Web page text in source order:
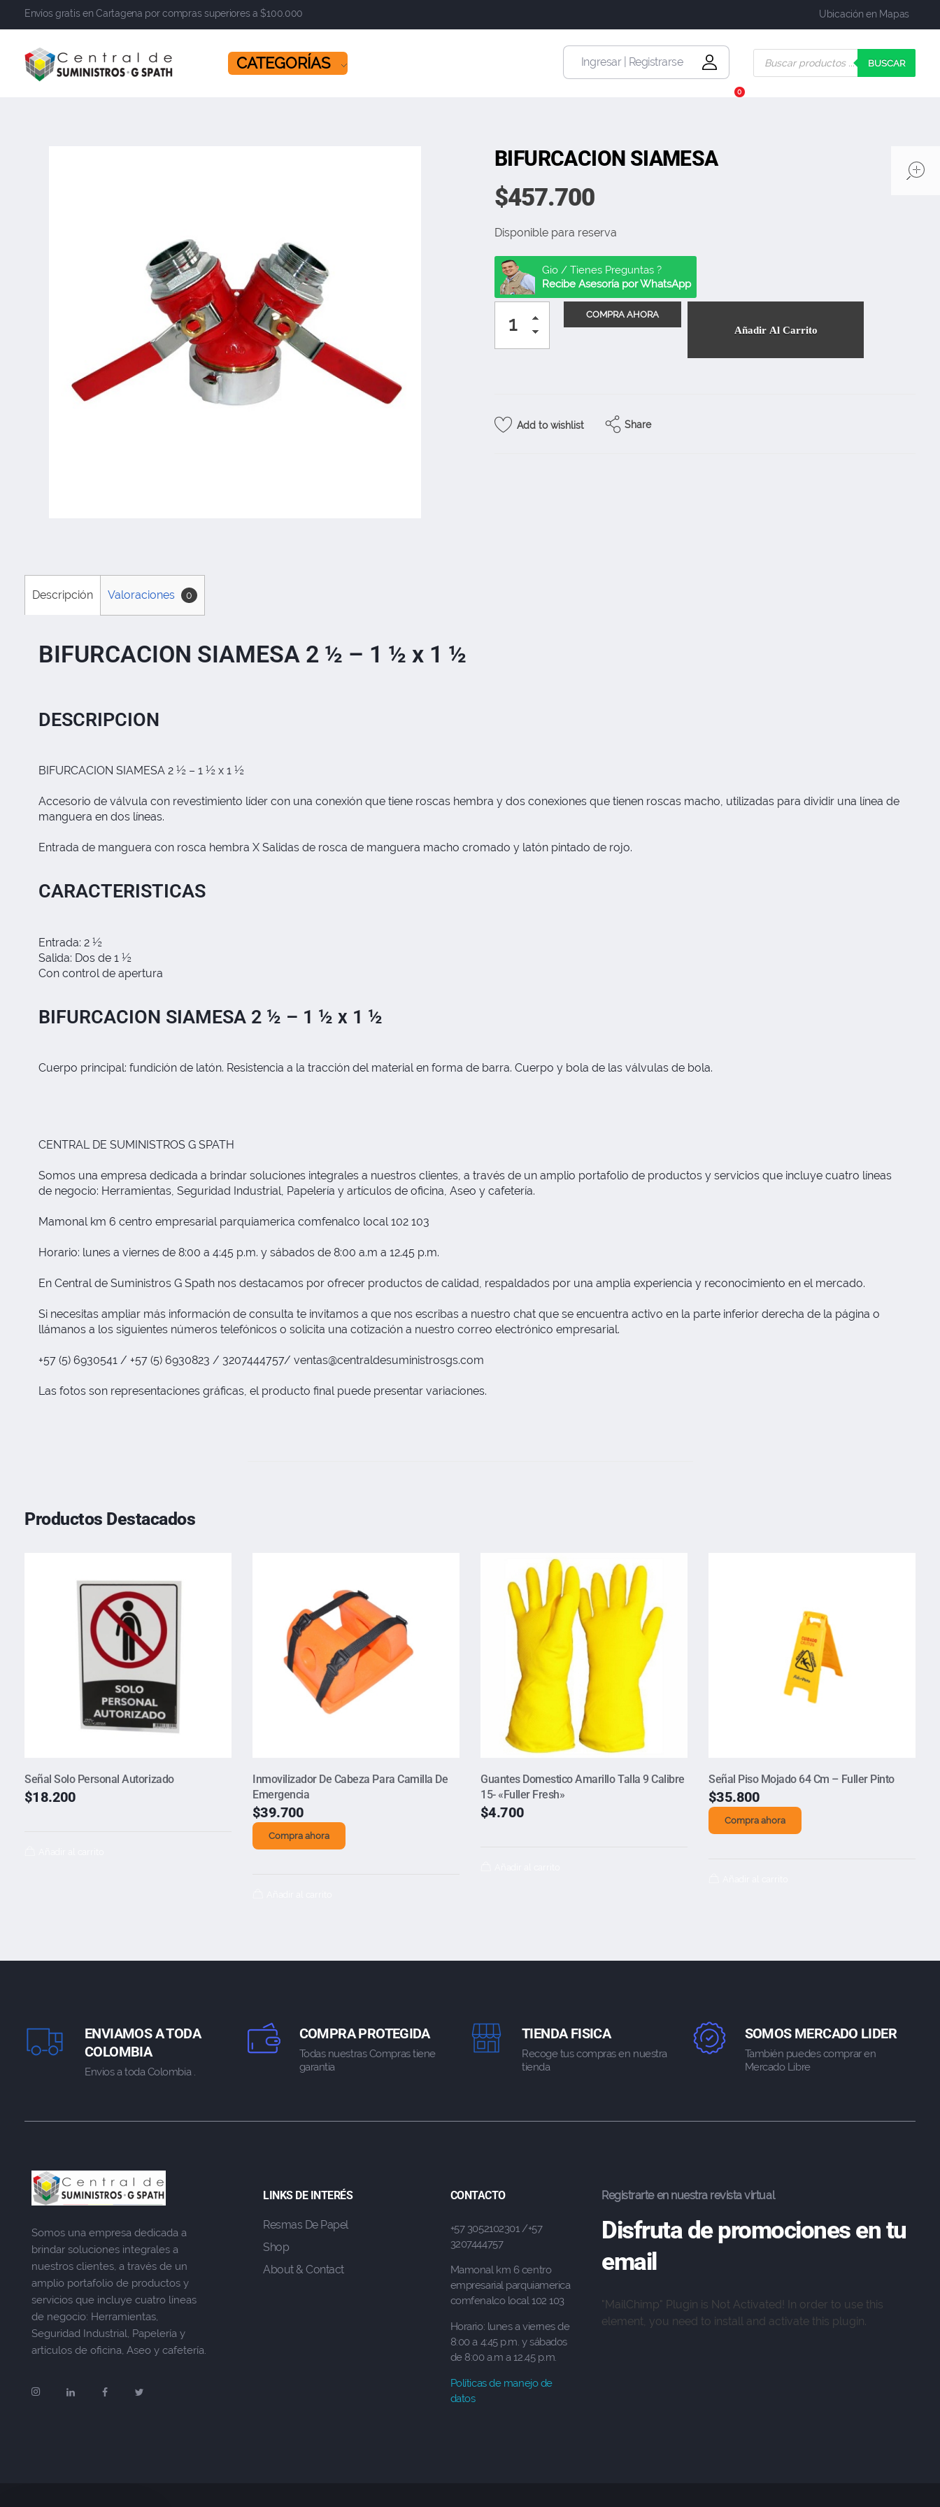
Envíos gratis en Cartagena por compras superiores a $100.000 Ubicación en Mapas
​​​​​​​ CATEGORÍAS Ingresar | Registrarse
0
BUSCAR
BIFURCACION SIAMESA
$457.700
Disponible para reserva
Gio / Tienes Preguntas ?
Recibe Asesoría por WhatsApp
Añadir Al Carrito
Add to wishlist Share
Descripción Valoraciones 0
BIFURCACION SIAMESA 2 ½ – 1 ½ x 1 ½
DESCRIPCION
BIFURCACION SIAMESA 2 ½ – 1 ½ x 1 ½
Accesorio de válvula con revestimiento líder con una conexión que tiene roscas hembra y dos conexiones que tienen roscas macho, utilizadas para dividir una línea de
manguera en dos líneas.
Entrada de manguera con rosca hembra X Salidas de rosca de manguera macho cromado y latón pintado de rojo.
CARACTERISTICAS
Entrada: 2 ½
Salida: Dos de 1 ½
Con control de apertura
BIFURCACION SIAMESA 2 ½ – 1 ½ x 1 ½
Cuerpo principal: fundición de latón. Resistencia a la tracción del material en forma de barra. Cuerpo y bola de las válvulas de bola.
CENTRAL DE SUMINISTROS G SPATH
Somos una empresa dedicada a brindar soluciones integrales a nuestros clientes, a través de un amplio portafolio de productos y servicios que incluye cuatro líneas
de negocio: Herramientas, Seguridad Industrial, Papelería y artículos de oficina, Aseo y cafetería.
Mamonal km 6 centro empresarial parquiamerica comfenalco local 102 103
Horario: lunes a viernes de 8:00 a 4:45 p.m. y sábados de 8:00 a.m a 12.45 p.m.
En Central de Suministros G Spath nos destacamos por ofrecer productos de calidad, respaldados por una amplia experiencia y reconocimiento en el mercado.
Si necesitas ampliar más información de consulta te invitamos a que nos escribas a nuestro chat que se encuentra activo en la parte inferior derecha de la página o
llámanos a los siguientes números telefónicos o solicita una cotización a nuestro correo electrónico empresarial.
+57 (5) 6930541 / +57 (5) 6930823 / 3207444757/ ventas@centraldesuministrosgs.com
Las fotos son representaciones gráficas, el producto final puede presentar variaciones.
Productos Destacados
Señal Solo Personal Autorizado
$18.200
Inmovilizador De Cabeza Para Camilla De
Emergencia
$39.700
Compra ahora
Guantes Domestico Amarillo Talla 9 Calibre
15- «Fuller Fresh»
$4.700
Señal Piso Mojado 64 Cm – Fuller Pinto
$35.800
Compra ahora
ENVIAMOS A TODA
COLOMBIA
Envios a toda Colombia .
COMPRA PROTEGIDA
Todas nuestras Compras tiene
garantia
TIENDA FISICA
Recoge tus compras en nuestra
tienda
SOMOS MERCADO LIDER
También puedes comprar en
Mercado Libre
Somos una empresa dedicada a
brindar soluciones integrales a
nuestros clientes, a través de un
amplio portafolio de productos y
servicios que incluye cuatro líneas
de negocio: Herramientas,
Seguridad Industrial, Papelería y
artículos de oficina, Aseo y cafetería.
LINKS DE INTERÉS
Resmas De Papel
Shop
About & Contact
CONTACTO
+57 3052102301 /+57
3207444757
Mamonal km 6 centro
empresarial parquiamerica
comfenalco local 102 103
Horario: lunes a viernes de
8:00 a 4:45 p.m. y sábados
de 8:00 a.m a 12.45 p.m.
Políticas de manejo de
datos
Registrarte en nuestra revista virtual
Disfruta de promociones en tu
email
"MailChimp" Plugin is Not Activated!
In order to use this
element, you need to install and activate this plugin.
Soy Gio, En qué puedo